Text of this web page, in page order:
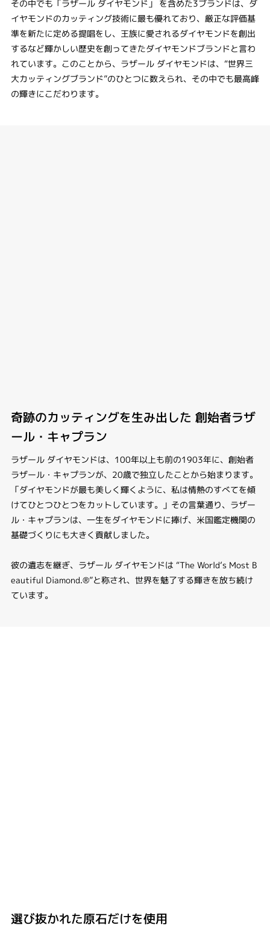
その中でも「ラザール ダイヤモンド」 を含めた3ブランドは、ダ
イヤモンドのカッティング技術に最も優れており、厳正な評価基
準を新たに定める提唱をし、王族に愛されるダイヤモンドを創出
するなど輝かしい歴史を創ってきたダイヤモンドブランドと言わ
れています。このことから、ラザール ダイヤモンドは、“世界三
大カッティングブランド”のひとつに数えられ、その中でも最高峰
の輝きにこだわります。
奇跡のカッティングを生み出した 創始者ラザ
ール・キャプラン
ラザール ダイヤモンドは、100年以上も前の1903年に、創始者
ラザール・キャプランが、20歳で独立したことから始まります。
「ダイヤモンドが最も美しく輝くように、私は情熱のすべてを傾
けてひとつひとつをカットしています。」その言葉通り、ラザー
ル・キャプランは、一生をダイヤモンドに捧げ、米国鑑定機関の
基礎づくりにも大きく貢献しました。
彼の遺志を継ぎ、ラザール ダイヤモンドは “The World‘s Most B
eautiful Diamond.®”と称され、世界を魅了する輝きを放ち続け
ています。
選び抜かれた原石だけを使用